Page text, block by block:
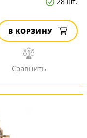
В КОРЗИНУ